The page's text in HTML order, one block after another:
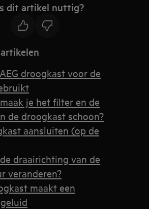
dit artikel nuttig?
droogkast voor de
je het filter en de
de droogkast schoon?
aansluiten (op de
draairichting van de
veranderen?
maakt een